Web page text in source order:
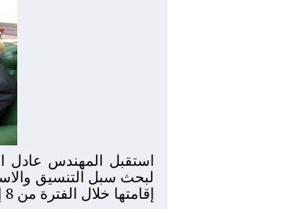
استقبل المهندس عادل
لبحث سبل التنسيق
إقامتها خلال الفترة من 8 إلى 12 فبراير الجاري بمنطقة الهرم بمحافظة الجيزة بمشاركة 30 دولة من مختلف دول العالم.